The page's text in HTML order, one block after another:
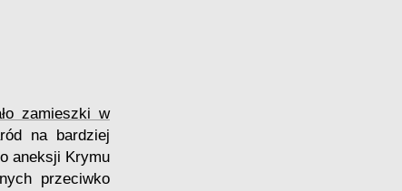
zamieszki w
na bardziej
aneksji Krymu
przeciwko